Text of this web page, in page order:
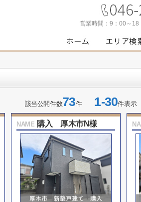
営業時間： 9：00～18
該当公開件数73件1-30件表示
NAME 購入 厚木市N様